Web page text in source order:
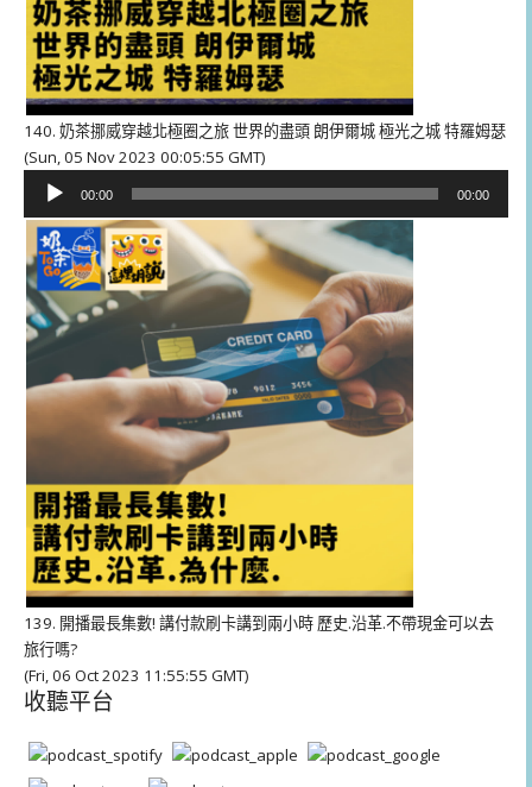
140. 奶茶挪威穿越北極圈之旅 世界的盡頭 朗伊爾城 極光之城 特羅姆瑟
(Sun, 05 Nov 2023 00:05:55 GMT)
播
放
器
00:00 00:00
139. 開播最長集數! 講付款刷卡講到兩小時 歷史.沿革.不帶現金可以去
旅行嗎?
(Fri, 06 Oct 2023 11:55:55 GMT)
收聽平台